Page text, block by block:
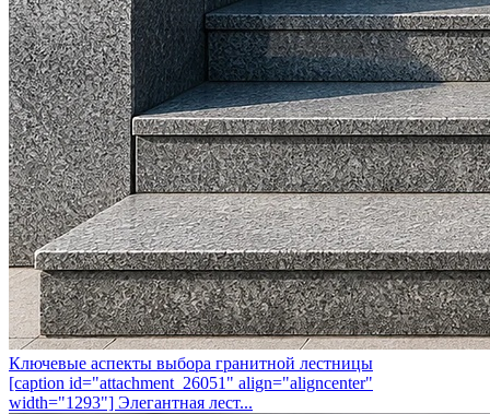
Ключевые аспекты выбора гранитной лестницы
[caption id="attachment_26051" align="aligncenter"
width="1293"] Элегантная лест...